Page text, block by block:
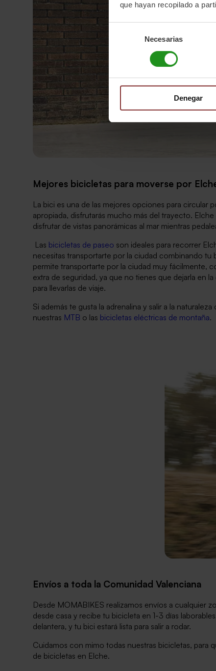
que hayan recopilado a
consentimiento
Necesarias
Denegar
Mejores bicicletas para moverse por
La bici es una de las mejores opciones para circular
apropiada, disfrutarás mucho más del trayecto.
disfrutar de vistas panorámicas al mar mientras
Las bicicletas de paseo son ideales para recorrer
necesitas transportarte por la ciudad combinando
permite transportarte por la ciudad muy fácilmente,
extra de seguridad, ya que no tienes que dejarla en
para llevarlas de viaje.
Si además te gusta la adrenalina y salir a la
nuestras MTB o las bicicletas eléctricas de montaña.
Envíos a toda la Comunidad Valenciana
Desde MOMABIKES realizamos envíos a cualquier
desde casa y recibe tu bicicleta en 1-3 días
delantera, y tu bici estará lista para salir a rodar.
Cuidamos con mimo todas nuestras bicicletas, para
de bicicletas en Elche.